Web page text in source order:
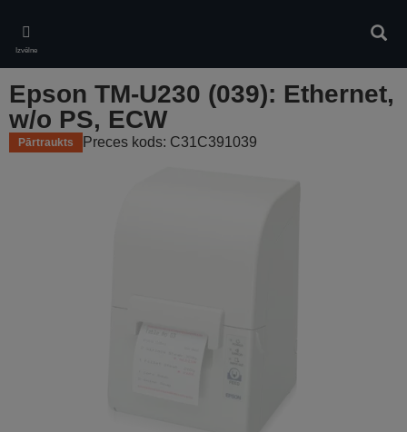
main
content
Izvēlne
Epson TM-U230 (039): Ethernet,
w/o PS, ECW
Pārtraukts Preces kods: C31C391039